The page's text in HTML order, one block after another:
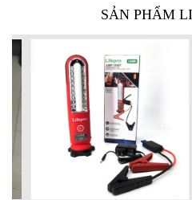
SẢN PHẨM